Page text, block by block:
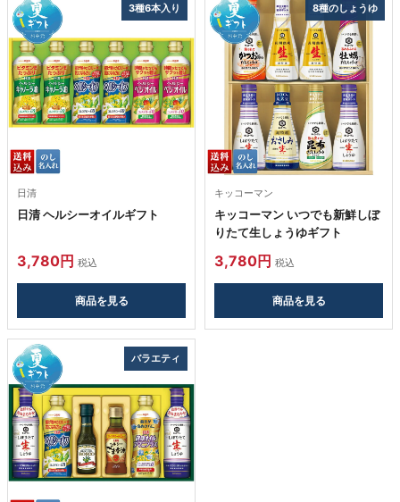
3種6本入り
日清
日清 ヘルシーオイルギフト
3,780円 税込
商品を見る
8種のしょうゆ
キッコーマン
キッコーマン いつでも新鮮しぼ
りたて生しょうゆギフト
3,780円 税込
商品を見る
バラエティ